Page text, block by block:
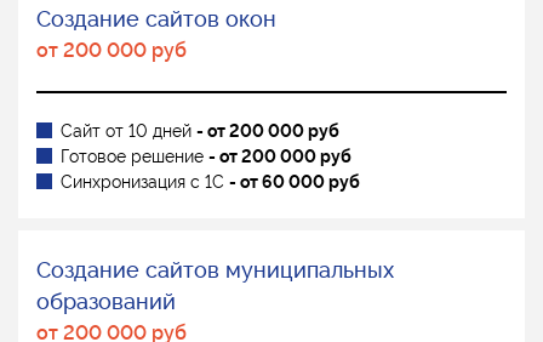
Создание сайтов окон
от 200 000 руб
Сайт от 10 дней - от 200 000 руб
Готовое решение - от 200 000 руб
Синхронизация с 1С - от 60 000 руб
Создание сайтов муниципальных
образований
от 200 000 руб